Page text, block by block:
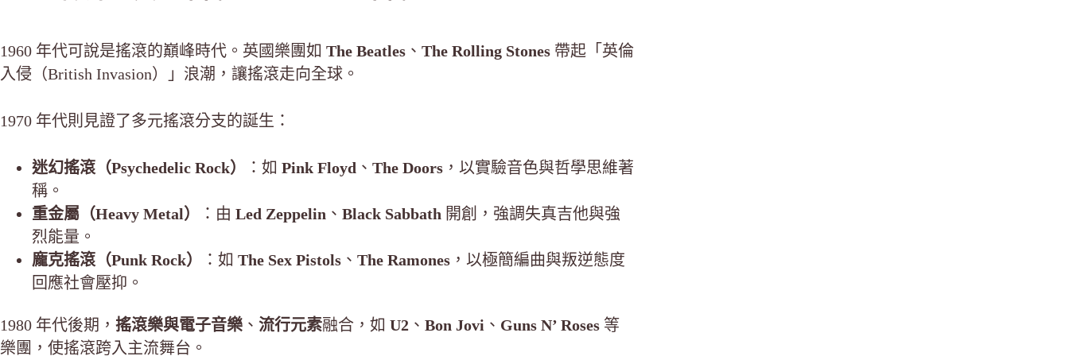
1960 年代可說是搖滾的巔峰時代。英國樂團如 The Beatles 、 The Rolling Stones 帶起「英倫
入侵（British Invasion）」浪潮，讓搖滾走向全球。
1970 年代則見證了多元搖滾分支的誕生：
迷幻搖滾（Psychedelic Rock） ：如 Pink Floyd 、 The Doors ，以實驗音色與哲學思維著
稱。
重金屬（Heavy Metal）
：由 Led Zeppelin 、 Black Sabbath 開創，強調失真吉他與強
烈能量。
龐克搖滾（Punk Rock）
：如 The Sex Pistols 、 The Ramones ，以極簡編曲與叛逆態度
回應社會壓抑。
1980 年代後期， 搖滾樂與電子音樂 、 流行元素融合，如 U2 、 Bon Jovi 、 Guns N’ Roses 等
樂團，使搖滾跨入主流舞台。